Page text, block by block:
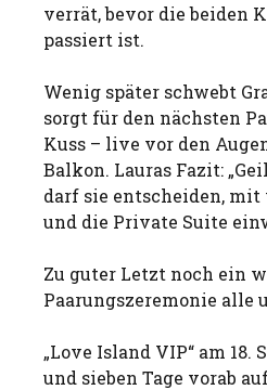
verrät, bevor die beiden
passiert ist.
Wenig später schwebt
sorgt für den nächsten
Kuss – live vor den
Balkon. Lauras Fazit:
darf sie entscheiden,
und die Private Suite
Zu guter Letzt noch ein
Paarungszeremonie
„Love Island VIP“ am 18.
und sieben Tage vorab